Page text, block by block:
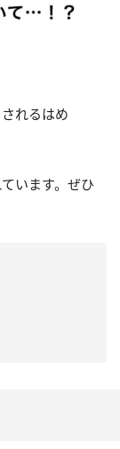
れるはめ
います。ぜひ